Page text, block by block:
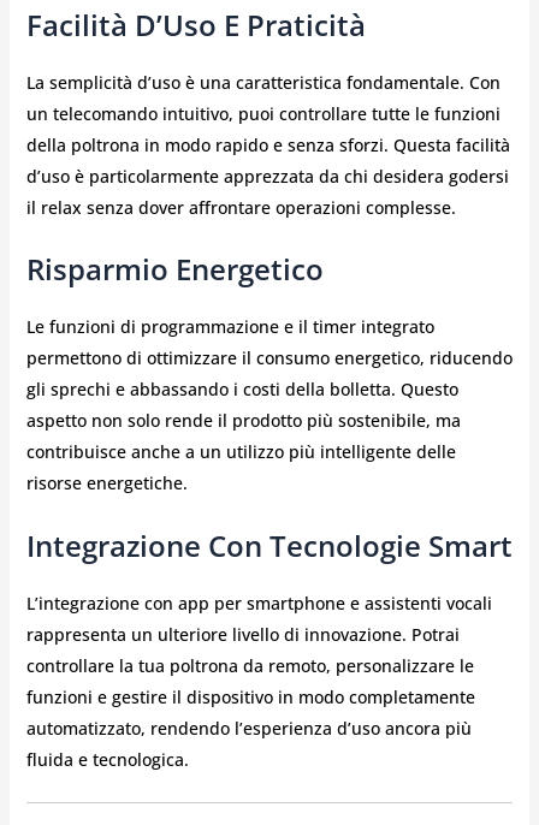
Facilità D’Uso E Praticità
La semplicità d’uso è una caratteristica fondamentale. Con
un telecomando intuitivo, puoi controllare tutte le funzioni
della poltrona in modo rapido e senza sforzi. Questa facilità
d’uso è particolarmente apprezzata da chi desidera godersi
il relax senza dover affrontare operazioni complesse.
Risparmio Energetico
Le funzioni di programmazione e il timer integrato
permettono di ottimizzare il consumo energetico, riducendo
gli sprechi e abbassando i costi della bolletta. Questo
aspetto non solo rende il prodotto più sostenibile, ma
contribuisce anche a un utilizzo più intelligente delle
risorse energetiche.
Integrazione Con Tecnologie Smart
L’integrazione con app per smartphone e assistenti vocali
rappresenta un ulteriore livello di innovazione. Potrai
controllare la tua poltrona da remoto, personalizzare le
funzioni e gestire il dispositivo in modo completamente
automatizzato, rendendo l’esperienza d’uso ancora più
fluida e tecnologica.